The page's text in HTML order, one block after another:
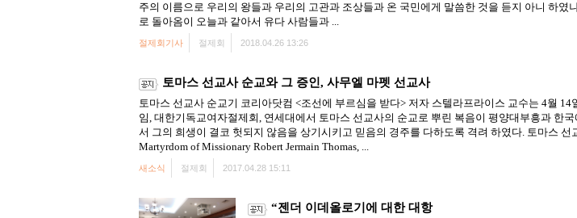
주의 이름으로 우리의 왕들과 우리의 고관과 조상들과 온 국민에게 말씀한 것을 듣지 아니 하였
로 돌아옴이 오늘과 같아서 유다 사람들과 ...
절제회기사 절제회 2018.04.26 13:26
토마스 선교사 순교와 그 증인, 사무엘 마펫 선교사
토마스 선교사 순교기 코리아닷컴 <조선에 부르심을 받다> 저자 스텔라프라이스 교수는 4월
임, 대한기독교여자절제회, 연세대에서 토마스 선교사의 순교로 뿌린 복음이 평양대부흥과 한
서 그의 희생이 결코 헛되지 않음을 상기시키고 믿음의 경주를 다하도록 격려 하였다. 토마스
Martyrdom of Missionary Robert Jermain Thomas, ...
새소식 절제회 2017.04.28 15:11
“젠더 이데올로기에 대한 대항